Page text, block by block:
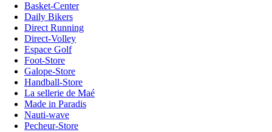
Basket-Center
Daily Bikers
Direct Running
Direct-Volley
Espace Golf
Foot-Store
Galope-Store
Handball-Store
La sellerie de Maé
Made in Paradis
Nauti-wave
Pecheur-Store